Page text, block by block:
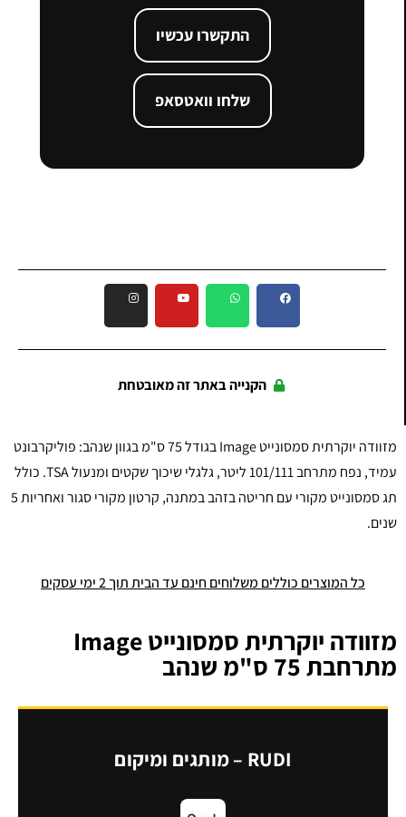
התקשרו עכשיו
שלחו וואטסאפ
הקנייה באתר זה מאובטחת
מזוודה יוקרתית סמסונייט Image בגודל 75 ס"מ בגוון שנהב: פוליקרבונט
עמיד, נפח מתרחב 101/111 ליטר, גלגלי שיכוך שקטים ומנעול TSA. כולל
תג סמסונייט מקורי עם חריטה בזהב במתנה, קרטון מקורי סגור ואחריות 5
שנים.
כל המוצרים כוללים משלוחים חינם עד הבית תוך 2 ימי עסקים
מזוודה יוקרתית סמסונייט Image
מתרחבת 75 ס"מ שנהב
RUDI – מותגים ומיקום